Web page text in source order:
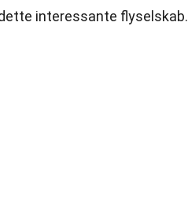
interessante flyselskab.